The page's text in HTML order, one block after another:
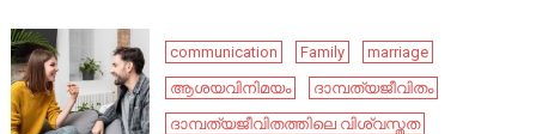
communication Family
marriage
ആശയവിനിമയം
ദാമ്പത്യജീവിതം
ദാമ്പത്യജീവിതത്തിലെ വിശ്വസ്തത